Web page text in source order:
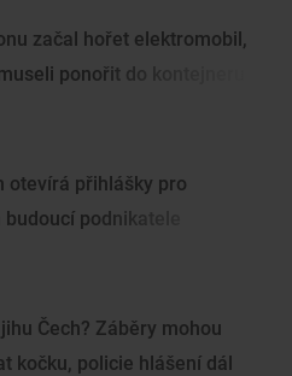
začal hořet elektromobil,
ponořit do kontejneru
otevírá přihlášky pro
podnikatele
Čech? Záběry mohou
kočku, policie hlášení dál